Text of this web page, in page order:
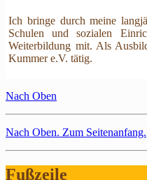
Ich bringe durch meine
Schulen und sozialen
Weiterbildung mit. Als
Kummer e.V. tätig.
Nach Oben
Nach Oben. Zum Seitenanfang.
Fußzeile